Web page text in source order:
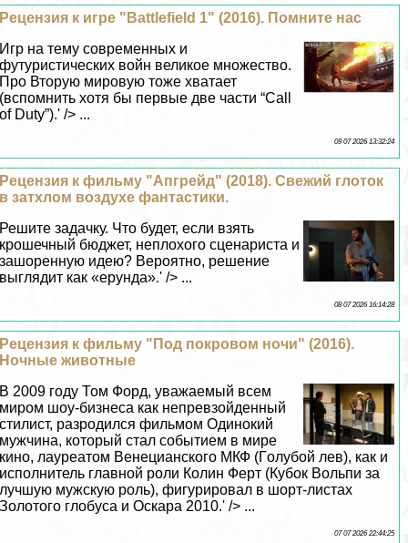
Рецензия к игре "Battlefield 1" (2016). Помните нас
Игр на тему современных и
футуристических войн великое множество.
Про Вторую мировую тоже хватает
(вспомнить хотя бы первые две части “Call
of Duty”).' /> ...
09 07 2026 13:32:24
Рецензия к фильму "Апгрейд" (2018). Свежий глоток
в затхлом воздухе фантастики.
Решите задачку. Что будет, если взять
крошечный бюджет, неплохого сценариста и
зашоренную идею? Вероятно, решение
выглядит как «ерунда».' /> ...
08 07 2026 16:14:28
Рецензия к фильму "Под покровом ночи" (2016).
Ночные животные
В 2009 году Том Форд, уважаемый всем
миром шоу-бизнеса как непревзойденный
стилист, разродился фильмом Одинокий
мужчина, который стал событием в мире
кино, лауреатом Венецианского МКФ (Гoлyбой лев), как и
исполнитель главной роли Колин Ферт (Кубок Вольпи за
лучшую мужскую роль), фигурировал в шорт-листах
Золотого глобуса и Оскара 2010.' /> ...
07 07 2026 22:44:25